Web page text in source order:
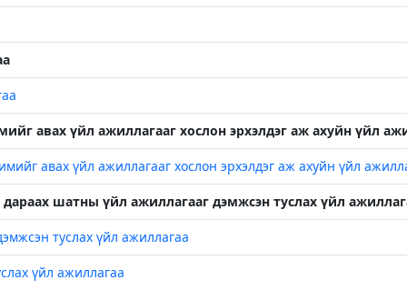
авах үйл ажиллагааг хослон эрхэлдэг аж ахуйн үйл
авах үйл ажиллагааг хослон эрхэлдэг аж ахуйн үйл
шатны үйл ажиллагааг дэмжсэн туслах үйл
туслах үйл ажиллагаа
үйл ажиллагаа